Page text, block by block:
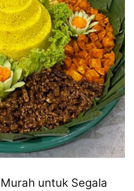
untuk Segala